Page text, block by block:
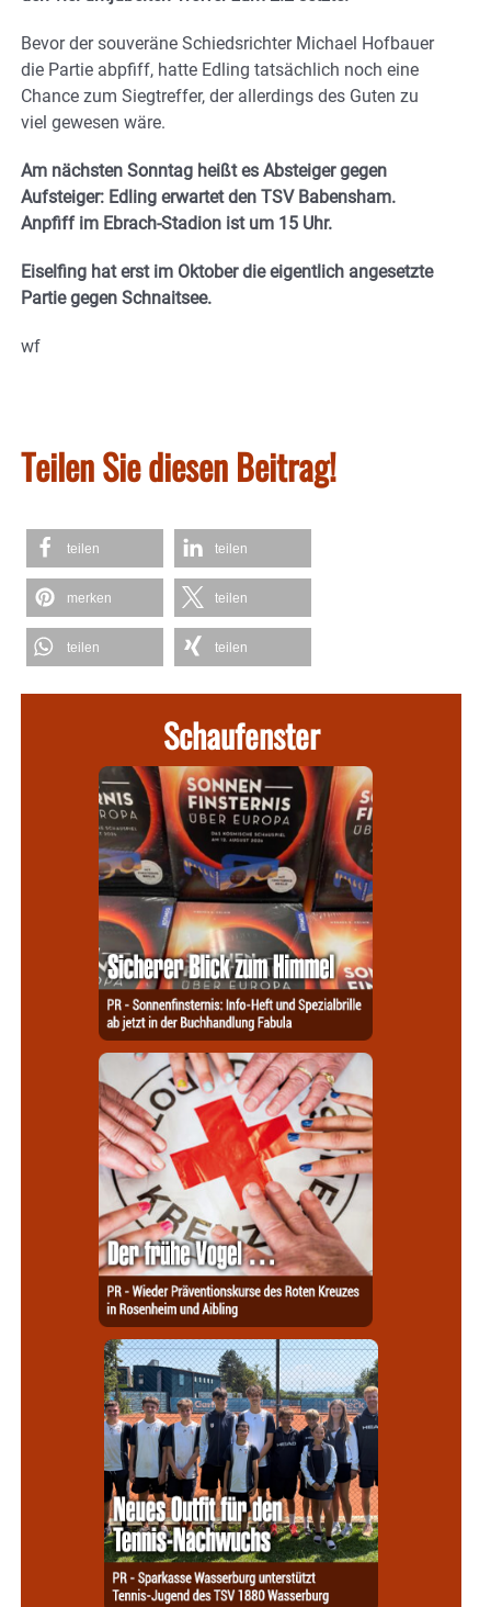
Bevor der souveräne Schiedsrichter Michael Hofbauer
die Partie abpfiff, hatte Edling tatsächlich noch eine
Chance zum Siegtreffer, der allerdings des Guten zu
viel gewesen wäre.
Am nächsten Sonntag heißt es Absteiger gegen
Aufsteiger: Edling erwartet den TSV Babensham.
Anpfiff im Ebrach-Stadion ist um 15 Uhr.
Eiselfing hat erst im Oktober die eigentlich angesetzte
Partie gegen Schnaitsee.
wf
Teilen Sie diesen Beitrag!
teilen teilen
merken teilen
teilen teilen
Schaufenster